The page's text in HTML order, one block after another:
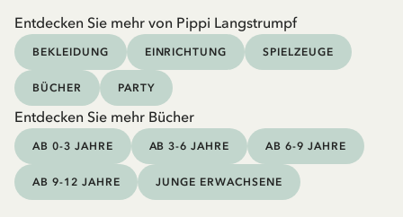
Entdecken Sie mehr von Pippi Langstrumpf
BEKLEIDUNG EINRICHTUNG SPIELZEUGE
BÜCHER PARTY
Entdecken Sie mehr Bücher
AB 0-3 JAHRE AB 3-6 JAHRE AB 6-9 JAHRE
AB 9-12 JAHRE JUNGE ERWACHSENE